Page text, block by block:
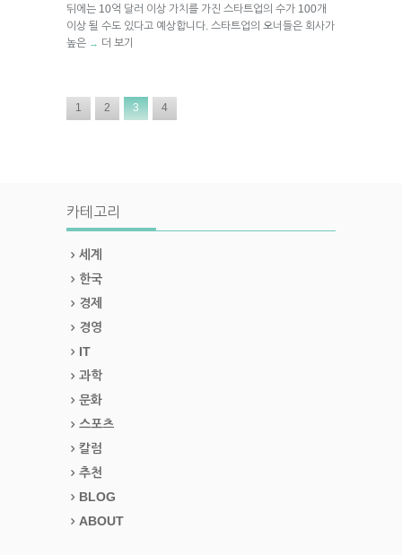
뒤에는 10억 달러 이상 가치를 가진 스타트업의 수가 100개
이상 될 수도 있다고 예상합니다. 스타트업의 오너들은 회사가
높은 → 더 보기
1 2 3 4
카테고리
세계
한국
경제
경영
IT
과학
문화
스포츠
칼럼
추천
BLOG
ABOUT